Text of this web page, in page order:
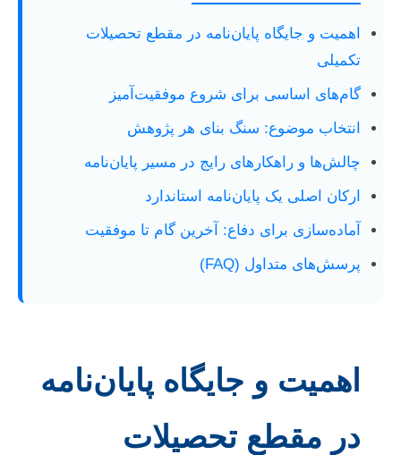
اهمیت و جایگاه پایان‌نامه در مقطع تحصیلات
تکمیلی
گام‌های اساسی برای شروع موفقیت‌آمیز
انتخاب موضوع: سنگ بنای هر پژوهش
چالش‌ها و راهکارهای رایج در مسیر پایان‌نامه
ارکان اصلی یک پایان‌نامه استاندارد
آماده‌سازی برای دفاع: آخرین گام تا موفقیت
پرسش‌های متداول (FAQ)
اهمیت و جایگاه پایان‌نامه
در مقطع تحصیلات